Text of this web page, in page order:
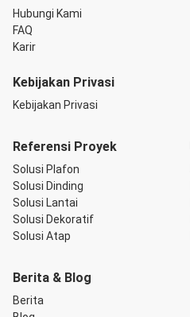
Hubungi Kami
FAQ
Karir
Kebijakan Privasi
Kebijakan Privasi
Referensi Proyek
Solusi Plafon
Solusi Dinding
Solusi Lantai
Solusi Dekoratif
Solusi Atap
Berita & Blog
Berita